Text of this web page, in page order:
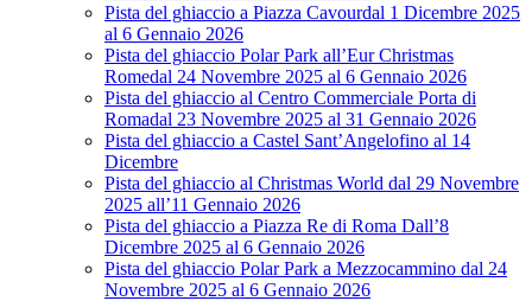
Pista del ghiaccio a Piazza Cavourdal 1 Dicembre 2025
al 6 Gennaio 2026
Pista del ghiaccio Polar Park all’Eur Christmas
Romedal 24 Novembre 2025 al 6 Gennaio 2026
Pista del ghiaccio al Centro Commerciale Porta di
Romadal 23 Novembre 2025 al 31 Gennaio 2026
Pista del ghiaccio a Castel Sant’Angelofino al 14
Dicembre
Pista del ghiaccio al Christmas World dal 29 Novembre
2025 all’11 Gennaio 2026
Pista del ghiaccio a Piazza Re di Roma Dall’8
Dicembre 2025 al 6 Gennaio 2026
Pista del ghiaccio Polar Park a Mezzocammino dal 24
Novembre 2025 al 6 Gennaio 2026